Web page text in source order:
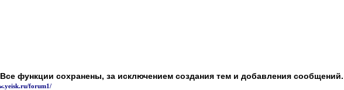
функции сохранены, за исключением создания тем и добавления сообщений.
forum1/